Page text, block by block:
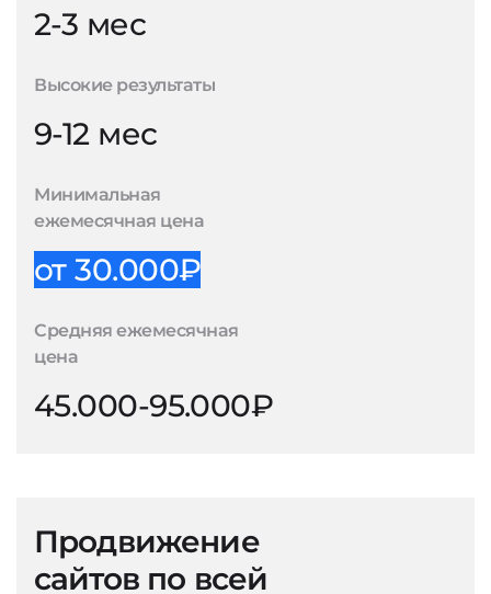
2-3 мес
Высокие результаты
9-12 мес
Минимальная
ежемесячная цена
от 30.000₽
Средняя ежемесячная
цена
45.000-95.000₽
Продвижение
сайтов по всей